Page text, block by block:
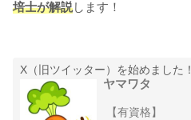
培士が解説します！
X（旧ツイッター）を始めました！
ヤマワタ
【有資格】